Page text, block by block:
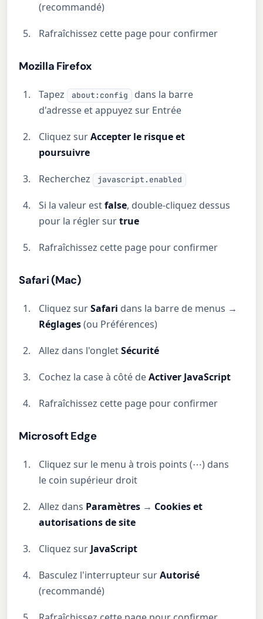
(recommandé)
Rafraîchissez cette page pour confirmer
Mozilla Firefox
Tapez about:config dans la barre
d'adresse et appuyez sur Entrée
Cliquez surAccepter le risque et
poursuivre
Recherchez javascript.enabled
Si la valeur estfalse, double-cliquez dessus
pour la régler surtrue
Rafraîchissez cette page pour confirmer
Safari (Mac)
Cliquez surSafari dans la barre de menus →
Réglages(ou Préférences)
Allez dans l'ongletSécurité
Cochez la case à côté deActiver JavaScript
Rafraîchissez cette page pour confirmer
Microsoft Edge
Cliquez sur le menu à trois points (⋯) dans
le coin supérieur droit
Allez dans Paramètres → Cookies et
autorisations de site
Cliquez sur JavaScript
Basculez l'interrupteur surAutorisé
(recommandé)